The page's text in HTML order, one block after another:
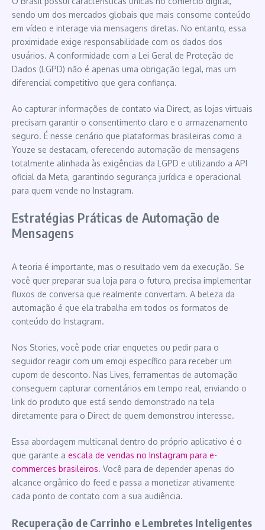
sendo um dos mercados globais que mais consome conteúdo
em vídeo e interage via mensagens diretas. No entanto, essa
proximidade exige responsabilidade com os dados dos
usuários. A conformidade com a Lei Geral de Proteção de
Dados (LGPD) não é apenas uma obrigação legal, mas um
diferencial competitivo que gera confiança.
Ao capturar informações de contato via Direct, as lojas virtuais
precisam garantir o consentimento claro e o armazenamento
seguro. É nesse cenário que plataformas brasileiras como a
Youze se destacam, oferecendo automação de mensagens
totalmente alinhada às exigências da LGPD e utilizando a API
oficial da Meta, garantindo segurança jurídica e operacional
para quem vende no Instagram.
Estratégias Práticas de Automação de
Mensagens
A teoria é importante, mas o resultado vem da execução. Se
você quer preparar sua loja para o futuro, precisa implementar
fluxos de conversa que realmente convertam. A beleza da
automação é que ela trabalha em todos os formatos de
conteúdo do Instagram.
Nos Stories, você pode criar enquetes ou pedir para o
seguidor reagir com um emoji específico para receber um
cupom de desconto. Nas Lives, ferramentas de automação
conseguem capturar comentários em tempo real, enviando o
link do produto que está sendo demonstrado na tela
diretamente para o Direct de quem demonstrou interesse.
Essa abordagem multicanal dentro do próprio aplicativo é o
que garante a escala de vendas no Instagram para e-
commerces brasileiros. Você para de depender apenas do
alcance orgânico do feed e passa a monetizar ativamente
cada ponto de contato com a sua audiência.
Recuperação de Carrinho e Lembretes Inteligentes